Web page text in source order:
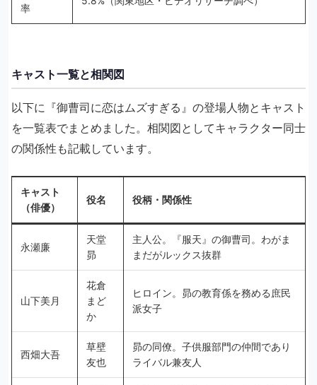
率
キャスト一覧と相関図
以下に『御曹司に恋はムズすぎる』の登場人物とキャスト
を一覧表でまとめました。相関図としてキャラクター同士
の関係性も記載しています。
キャスト
（俳優）
役名 役柄・関係性
永瀬廉
天堂
昴
主人公。『服天』の御曹司。わがま
まだがルックス抜群
山下美月
花倉
まど
か
ヒロイン。昴の教育係を務める庶民
派女子
西畑大吾
草壁
友也
昴の同僚。子供服部門の仲間であり
ライバル兼友人